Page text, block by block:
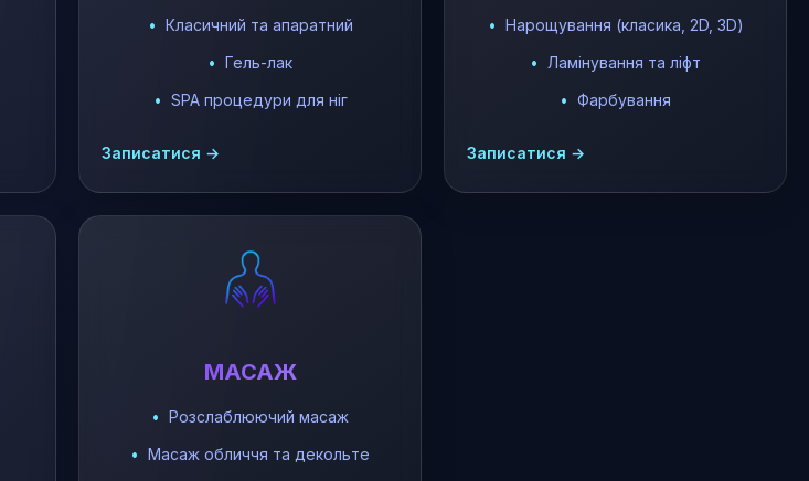
Класичний та апаратний
Гель-лак
SPA процедури для ніг
Записатися →
Нарощування (класика, 2D, 3D)
Ламінування та ліфт
Фарбування
Записатися →
МАСАЖ
Розслаблюючий масаж
Масаж обличчя та декольте